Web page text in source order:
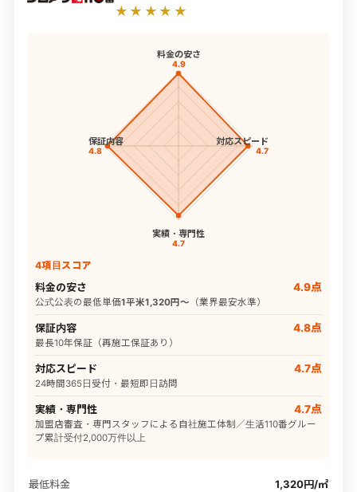
★★★★★
料金の安さ
4.9
対応スピード
4.7
実績・専門性
4.7
保証内容
4.8
4項目スコア
料金の安さ 4.9点
公式公表の最低単価1平米1,320円〜 （業界最安水準）
保証内容 4.8点
最長10年保証（再施工保証あり）
対応スピード 4.7点
24時間365日受付・最短即日訪問
実績・専門性 4.7点
加盟店審査・専門スタッフによる自社施工体制／生活110番グルー
プ累計受付2,000万件以上
最低料金 1,320円/㎡